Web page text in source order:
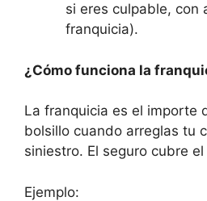
si eres culpable, con
franquicia).
¿Cómo funciona la
La franquicia es el importe
bolsillo cuando arreglas tu
siniestro. El seguro cubre
Ejemplo: